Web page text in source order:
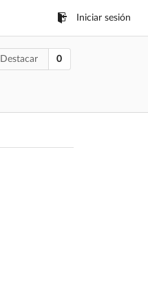
Iniciar sesión
Destacar 0